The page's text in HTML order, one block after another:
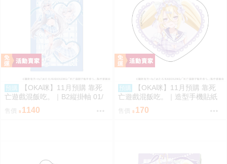
預購
【OKA咪】11月預購 靠死
亡遊戲混飯吃。｜B2縦掛軸 01/
(新繪插畫) (幽鬼)
售價 1140
預購
【OKA咪】11月預購 靠死
亡遊戲混飯吃。｜造型手機貼紙
02/ (新繪插畫) (御城)
售價 170